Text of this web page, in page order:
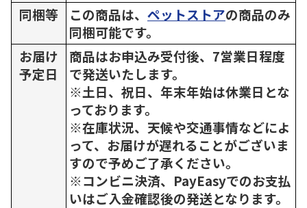
同梱等
この商品は、 ペットストアの商品のみ
同梱可能です。
お届け
予定日
商品はお申込み受付後、7営業日程度
で発送いたします。
※土日、祝日、年末年始は休業日とな
っております。
※在庫状況、天候や交通事情などによ
って、お届けが遅れることがございま
すので予めご了承ください。
※コンビニ決済、PayEasyでのお支払
いはご入金確認後の発送となります。